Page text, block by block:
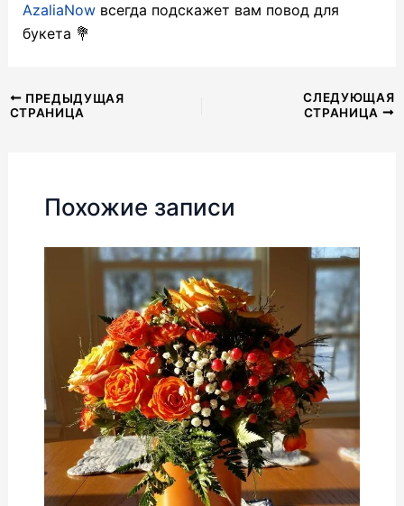
AzaliaNowвсегда подскажет вам повод для
букета 💐
Навигация
по
ПРЕДЫДУЩАЯ
СТРАНИЦА
СЛЕДУЮЩАЯ
СТРАНИЦА
Похожие записи